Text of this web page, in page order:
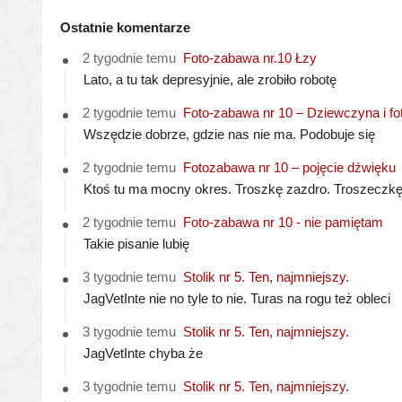
Ostatnie komentarze
2 tygodnie temu Foto-zabawa nr.10 Łzy
Lato, a tu tak depresyjnie, ale zrobiło robotę
2 tygodnie temu Foto-zabawa nr 10 – Dziewczyna i
Wszędzie dobrze, gdzie nas nie ma. Podobuje się
2 tygodnie temu Fotozabawa nr 10 – pojęcie dźwięku
Ktoś tu ma mocny okres. Troszkę zazdro. Troszeczkę
2 tygodnie temu Foto-zabawa nr 10 - nie pamiętam
Takie pisanie lubię
3 tygodnie temu Stolik nr 5. Ten, najmniejszy.
JagVetInte nie no tyle to nie. Turas na rogu też obleci
3 tygodnie temu Stolik nr 5. Ten, najmniejszy.
JagVetInte chyba że
3 tygodnie temu Stolik nr 5. Ten, najmniejszy.